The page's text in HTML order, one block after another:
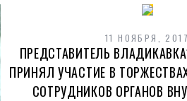
11 НОЯБРЯ, 2017
ПРЕДСТАВИТЕЛЬ
ПРИНЯЛ УЧАСТИЕ В
СОТРУДНИКОВ ОРГАНОВ